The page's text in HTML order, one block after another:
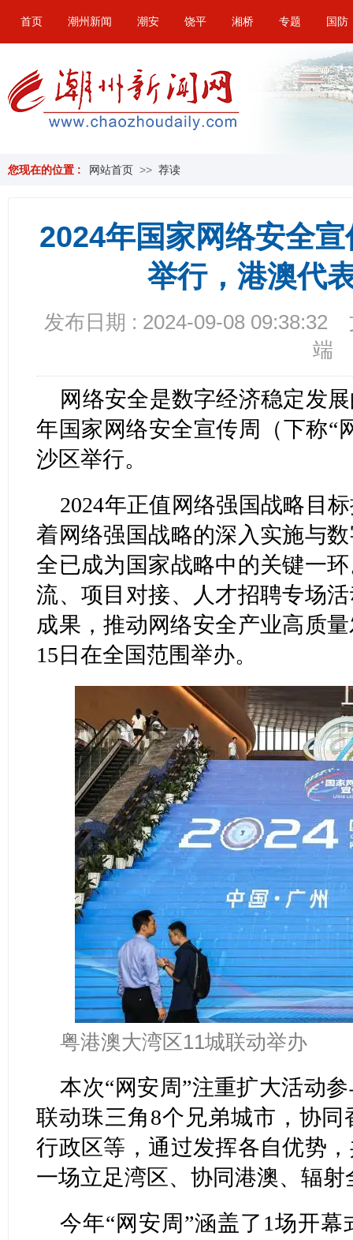
首页 潮州新闻 潮安 饶平 湘桥 专题 国防
您现在的位置 : 网站首页 >> 荐读
2024年国家网络安全
举行，港澳代
发布日期 : 2024-09-08 09:38:32
端
网络安全是数字经济稳定发
年国家网络安全宣传周（下称“
沙区举行。
2024年正值网络强国战略目
着网络强国战略的深入实施与
全已成为国家战略中的关键一
流、项目对接、人才招聘专场
成果，推动网络安全产业高质
15日在全国范围举办。
粤港澳大湾区11城联动举办
本次“网安周”注重扩大活动
联动珠三角8个兄弟城市，协
行政区等，通过发挥各自优势
一场立足湾区、协同港澳、辐
今年“网安周”涵盖了1场开